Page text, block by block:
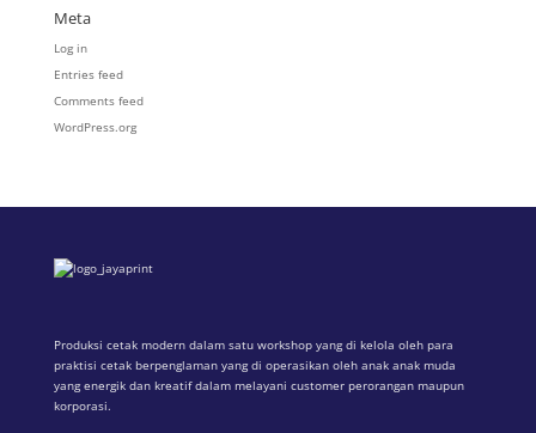
Meta
Log in
Entries feed
Comments feed
WordPress.org
Produksi cetak modern dalam satu workshop yang di kelola oleh para
praktisi cetak berpenglaman yang di operasikan oleh anak anak muda
yang energik dan kreatif dalam melayani customer perorangan maupun
korporasi.